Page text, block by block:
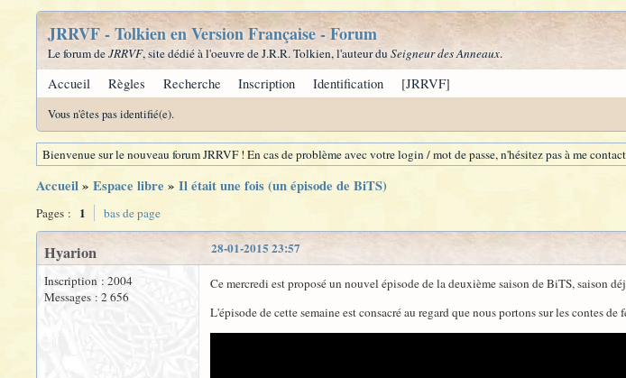
JRRVF - Tolkien en Version Française - Forum
Le forum deJRRVF, site dédié à l'oeuvre de J.R.R. Tolkien, l'auteur du Seigneur des Anneaux.
Accueil Règles Recherche Inscription Identification [JRRVF]
Vous n'êtes pas identifié(e).
Bienvenue sur le nouveau forum JRRVF ! En cas de problème avec votre login / mot de passe, n'hésitez pas à me
Accueil» Espace libre » Il était une fois (un épisode de BiTS)
Pages : 1 bas de page
28-01-2015 23:57
Hyarion
Inscription : 2004
Messages : 2 656
Ce mercredi est proposé un nouvel épisode de la deuxième saison de BiTS, saison
L'épisode de cette semaine est consacré au regard que nous portons sur les contes